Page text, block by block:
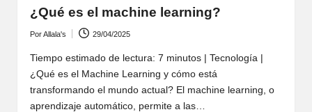
¿Qué es el machine learning?
por
PorAllala's 29/04/2025
Tiempo estimado de lectura: 7 minutos | Tecnología |
¿Qué es el Machine Learning y cómo está
transformando el mundo actual? El machine learning, o
aprendizaje automático, permite a las…